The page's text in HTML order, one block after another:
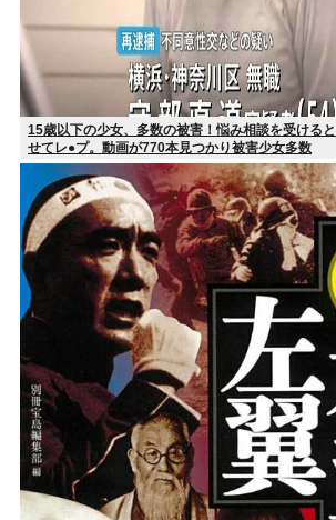
15歳以下の少女、多数の被害！悩み相談を受ける
せてレ●プ。動画が770本見つかり被害少女多数